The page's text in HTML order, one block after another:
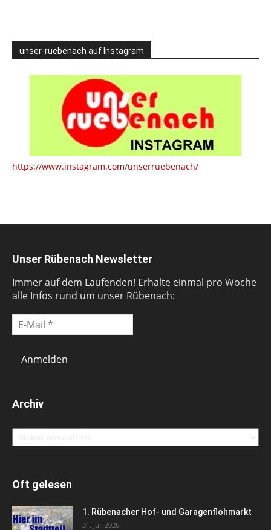
unser-ruebenach auf Instagram
https://www.instagram.com/unserruebenach/
Unser Rübenach Newsletter
Immer auf dem Laufenden! Erhalte einmal pro Woche
alle Infos rund um unser Rübenach:
Archiv
Archiv
Oft gelesen
1. Rübenacher Hof- und Garagenflohmarkt
31. Juli 2026